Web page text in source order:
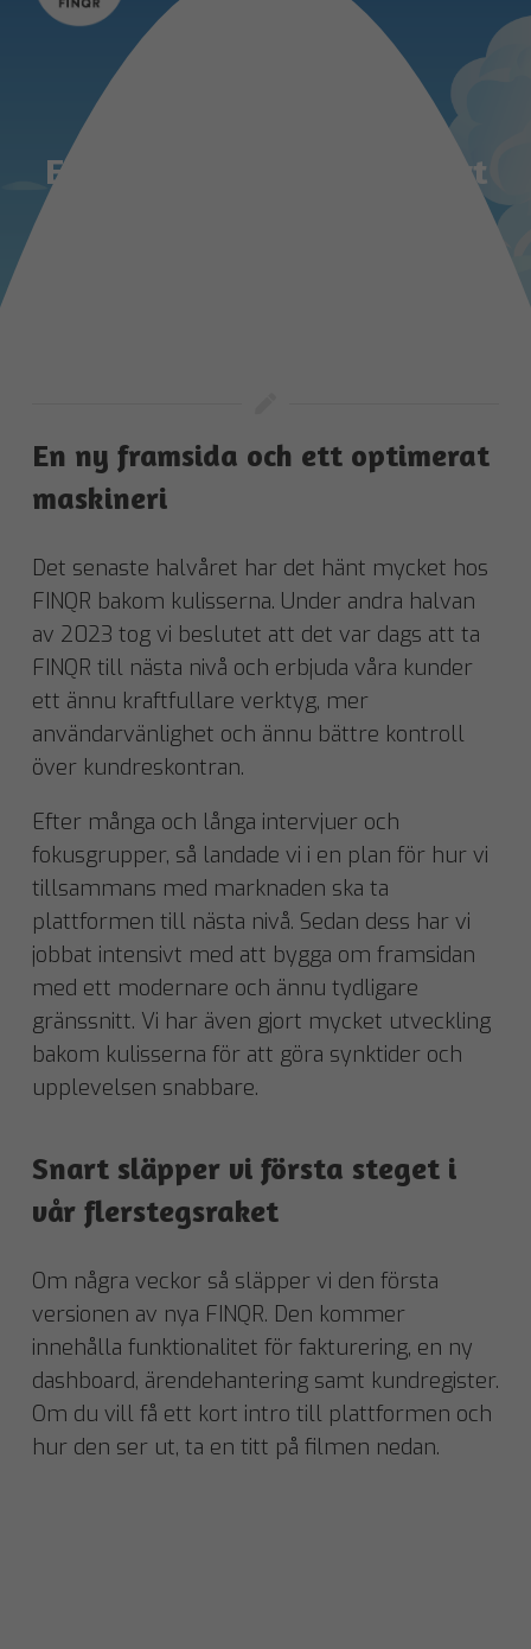
Ett helt nytt FINQR är snart
En ny framsida och ett optimerat
maskineri
Det senaste halvåret har det hänt mycket hos
FINQR bakom kulisserna. Under andra halvan
av 2023 tog vi beslutet att det var dags att ta
FINQR till nästa nivå och erbjuda våra kunder
ett ännu kraftfullare verktyg, mer
användarvänlighet och ännu bättre kontroll
över kundreskontran.
Efter många och långa intervjuer och
fokusgrupper, så landade vi i en plan för hur vi
tillsammans med marknaden ska ta
plattformen till nästa nivå. Sedan dess har vi
jobbat intensivt med att bygga om framsidan
med ett modernare och ännu tydligare
gränssnitt. Vi har även gjort mycket utveckling
bakom kulisserna för att göra synktider och
upplevelsen snabbare.
Snart släpper vi första steget i
vår flerstegsraket
Om några veckor så släpper vi den första
versionen av nya FINQR. Den kommer
innehålla funktionalitet för fakturering, en ny
dashboard, ärendehantering samt kundregister.
Om du vill få ett kort intro till plattformen och
hur den ser ut, ta en titt på filmen nedan.